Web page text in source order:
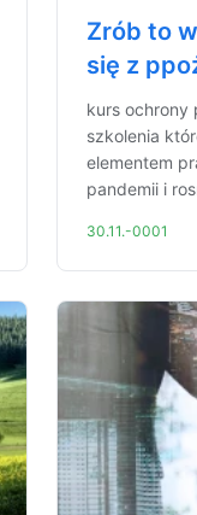
Zrób to
się z
kurs ochrony
szkolenia
elementem
pandemii i
30.11.-0001